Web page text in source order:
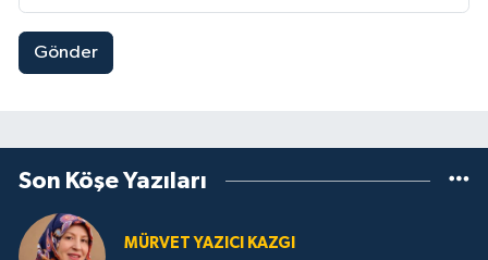
Gönder
Son Köşe Yazıları
MÜRVET YAZICI KAZGI